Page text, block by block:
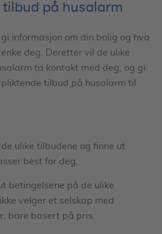
på husalarm
informasjon om din bolig og hva
deg. Deretter vil de ulike
ta kontakt med deg, og gi
tilbud på husalarm til
ulike tilbudene og finne ut
best for deg.
betingelsene på de ulike
velger et selskap med
bare basert på pris.